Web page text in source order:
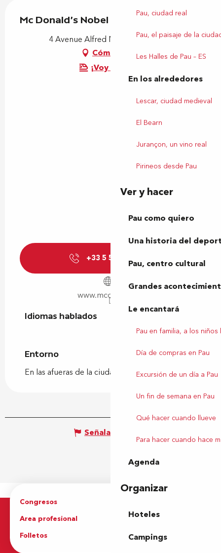
Pau, ciudad real
Pau, el paisaje de la
Les Halles de Pau – ES
En los alrededores
Lescar, ciudad medieval
El Bearn
Jurançon, un vino real
Pirineos desde Pau
Ver y hacer
Pau como quiero
Una historia del
Pau, centro cultural
Grandes
Le encantará
Pau en familia, a los niños
Día de compras en Pau
Excursión de un día a Pau
Un fin de semana en Pau
Qué hacer cuando llueve
Para hacer cuando hace
Agenda
Organizar
Hoteles
Campings
Mc Donald's Nobel
4 Avenue Alfred Nobel, 64000 Pau
Cómo llegar
¡Voy en tren!
+33 5 59 84 35
www.mcdonalds.fr
Idiomas hablados
Idiomas hablados
Entorno
Entorno
En las afueras de la ciudad
Señalar un error
Congresos
Area profesional
Prensa
Folletos
Oficina de Turismo